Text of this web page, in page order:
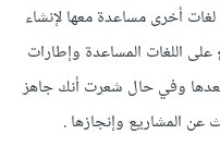
أخرى مساعدة معها لإنشاء
اللغات المساعدة وإطارات
وفي حال شعرت أنك جاهز
المشاريع وإنجازها .